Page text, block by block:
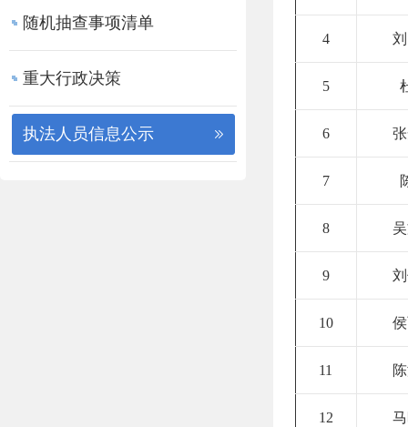
随机抽查事项清单
重大行政决策
执法人员信息公示
4
5
6
7
8
9
10
11
12